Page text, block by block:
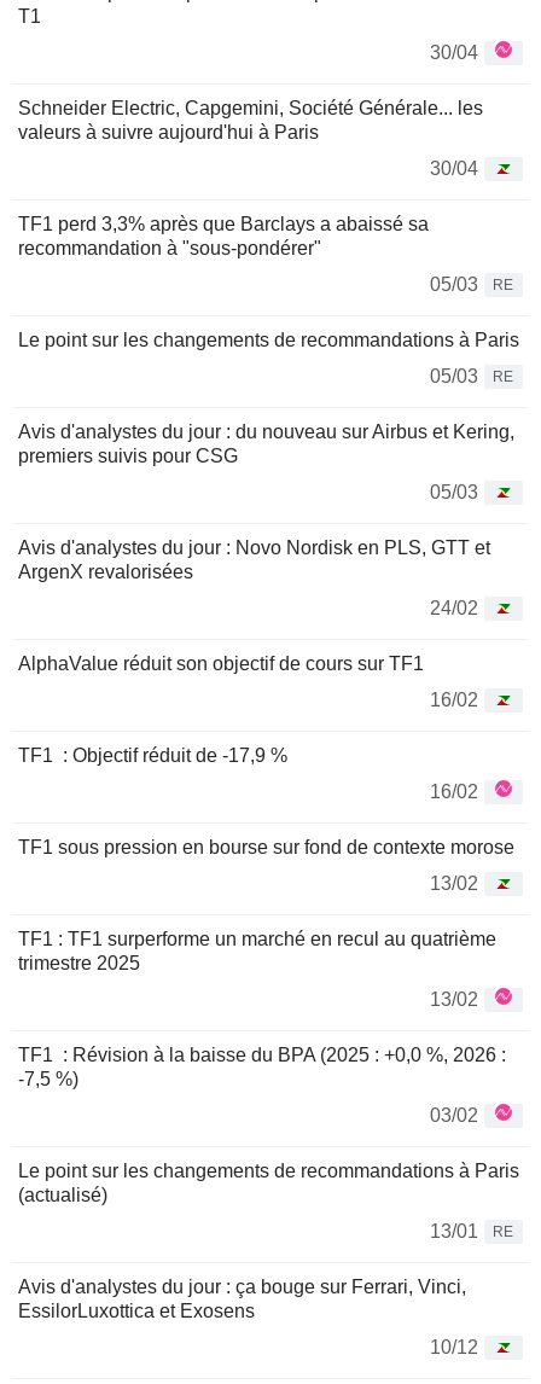
T1
30/04
Schneider Electric, Capgemini, Société Générale... les
valeurs à suivre aujourd'hui à Paris
30/04
TF1 perd 3,3% après que Barclays a abaissé sa
recommandation à "sous-pondérer"
05/03
RE
Le point sur les changements de recommandations à Paris
05/03
RE
Avis d'analystes du jour : du nouveau sur Airbus et Kering,
premiers suivis pour CSG
05/03
Avis d'analystes du jour : Novo Nordisk en PLS, GTT et
ArgenX revalorisées
24/02
AlphaValue réduit son objectif de cours sur TF1
16/02
TF1 : Objectif réduit de -17,9 %
16/02
TF1 sous pression en bourse sur fond de contexte morose
13/02
TF1 : TF1 surperforme un marché en recul au quatrième
trimestre 2025
13/02
TF1 : Révision à la baisse du BPA (2025 : +0,0 %, 2026 :
-7,5 %)
03/02
Le point sur les changements de recommandations à Paris
(actualisé)
13/01
RE
Avis d'analystes du jour : ça bouge sur Ferrari, Vinci,
EssilorLuxottica et Exosens
10/12